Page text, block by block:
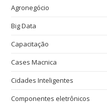
Agronegócio
Big Data
Capacitação
Cases Macnica
Cidades Inteligentes
Componentes eletrônicos